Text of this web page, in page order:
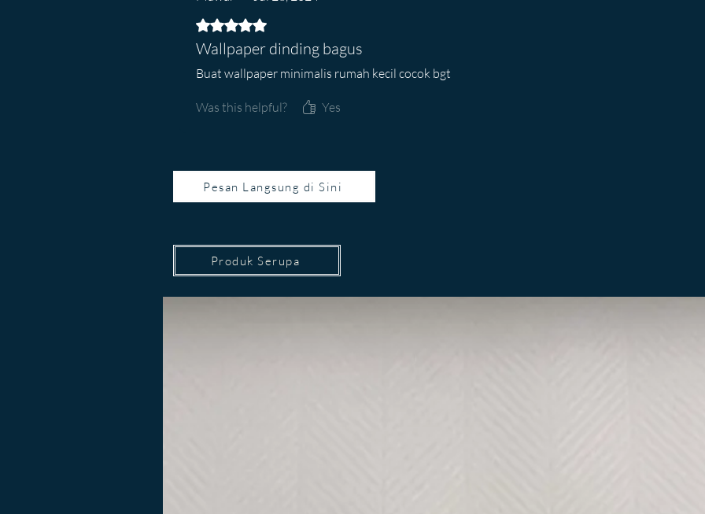
Rated 5 out of 5 stars.
Wallpaper dinding bagus
Buat wallpaper minimalis rumah kecil cocok bgt
Was this helpful? Yes
Pesan Langsung di Sini
Produk Serupa